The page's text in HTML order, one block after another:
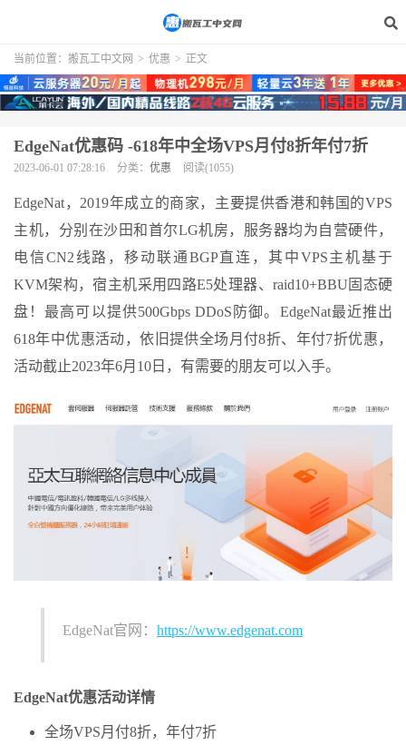
当前位置： 搬瓦工中文网 > 优惠 > 正文
EdgeNat优惠码 -618年中全场VPS月付8折年付7折
2023-06-01 07:28:16 分类： 优惠 阅读(1055)
EdgeNat，2019年成立的商家，主要提供香港和韩国的VPS
主机，分别在沙田和首尔LG机房，服务器均为自营硬件，
电信CN2线路，移动联通BGP直连，其中VPS主机基于
KVM架构，宿主机采用四路E5处理器、raid10+BBU固态硬
盘！最高可以提供500Gbps DDoS防御。EdgeNat最近推出
618年中优惠活动，依旧提供全场月付8折、年付7折优惠，
活动截止2023年6月10日，有需要的朋友可以入手。
EdgeNat官网： https://www.edgenat.com
EdgeNat优惠活动详情
全场VPS月付8折，年付7折